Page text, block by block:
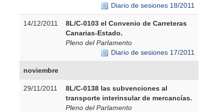
Diario de sesiones 18/2011
14/12/2011
8L/C-0103 el Convenio de Carreteras
Canarias-Estado.
Pleno del Parlamento
Diario de sesiones 17/2011
noviembre
29/11/2011
8L/C-0138 las subvenciones al
transporte interinsular de mercancías.
Pleno del Parlamento